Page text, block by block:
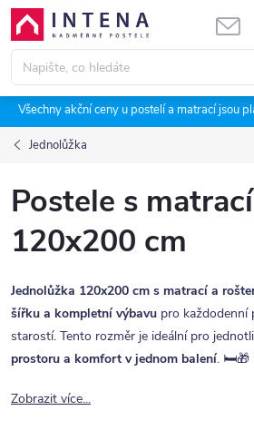
Přejít
obsah
Všechny akční ceny u postelí a matrací jsou
Jednolůžka
Postele s
120x200 cm
Jednolůžka 120x200 cm s matrací a
šířku a kompletní výbavu pro každodenní
starostí. Tento rozměr je ideální pro
prostoru a komfort v jednom balení. 🛏️🎁
Zobrazit více...